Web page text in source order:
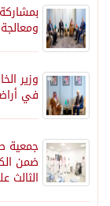
وزير
في
ضمن
الثالث